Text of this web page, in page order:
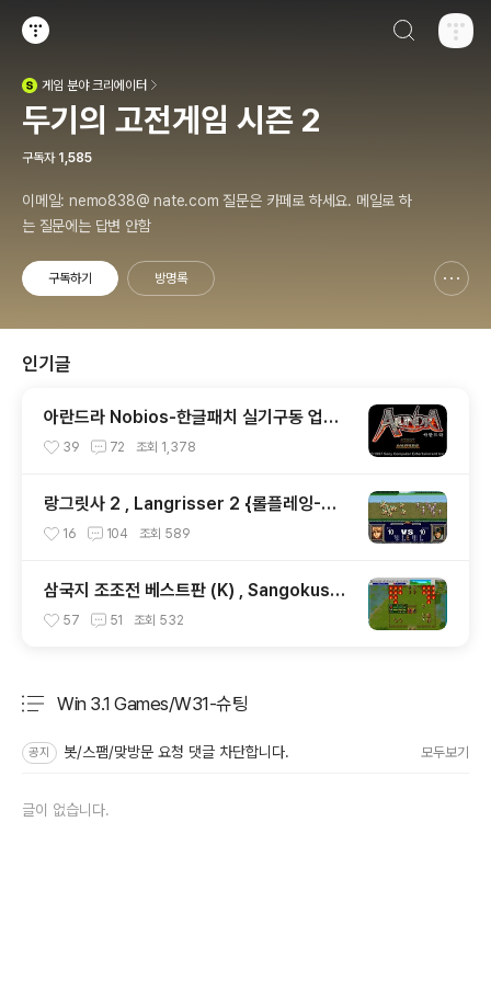
게임 분야 크리에이터
두기의 고전게임 시즌 2
구독자 1,585
이메일: nemo838@ nate.com 질문은 카페로 하세요. 메일로 하
는 질문에는 답변 안함
구독하기 방명록
인기글
아란드라 Nobios-한글패치 실기구동 업데
이트 (PS1)
39 72 조회 1,378
랑그릿사 2 , Langrisser 2 {롤플레잉-전
략 , RPG-Strategy}
16 104 조회 589
삼국지 조조전 베스트판 (K) , Sangokushi
Sousouden the Best (K) {롤플레잉-전
57 51 조회 532
Win 3.1 Games/W31-슈팅
공지 봇/스팸/맞방문 요청 댓글 차단합니다. 모두보기
글이 없습니다.